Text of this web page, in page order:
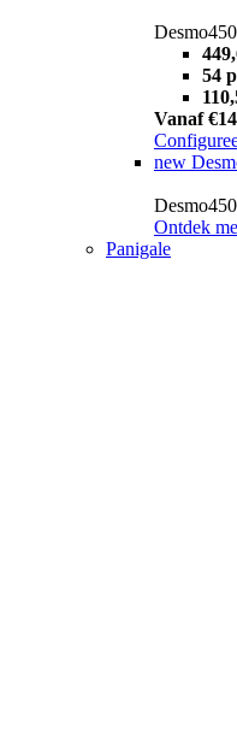
54
Vanaf
new
Ontdek
Panigale